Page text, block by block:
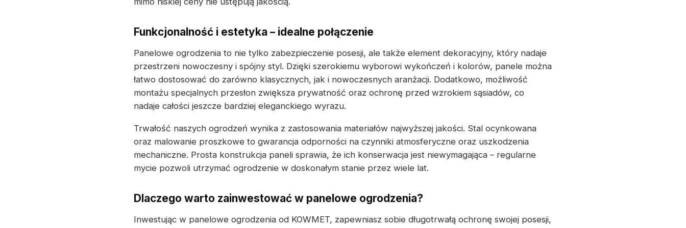
Funkcjonalność i estetyka – idealne połączenie
Panelowe ogrodzenia to nie tylko zabezpieczenie posesji, ale także element dekoracyjny, który nadaje
przestrzeni nowoczesny i spójny styl. Dzięki szerokiemu wyborowi wykończeń i kolorów, panele można
łatwo dostosować do zarówno klasycznych, jak i nowoczesnych aranżacji. Dodatkowo, możliwość
montażu specjalnych przesłon zwiększa prywatność oraz ochronę przed wzrokiem sąsiadów, co
nadaje całości jeszcze bardziej eleganckiego wyrazu.
Trwałość naszych ogrodzeń wynika z zastosowania materiałów najwyższej jakości. Stal ocynkowana
oraz malowanie proszkowe to gwarancja odporności na czynniki atmosferyczne oraz uszkodzenia
mechaniczne. Prosta konstrukcja paneli sprawia, że ich konserwacja jest niewymagająca – regularne
mycie pozwoli utrzymać ogrodzenie w doskonałym stanie przez wiele lat.
Dlaczego warto zainwestować w panelowe ogrodzenia?
Inwestując w panelowe ogrodzenia od KOWMET, zapewniasz sobie długotrwałą ochronę swojej posesji,